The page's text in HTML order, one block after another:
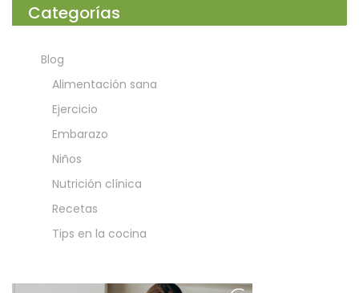
Categorías
Blog
Alimentación sana
Ejercicio
Embarazo
Niños
Nutrición clínica
Recetas
Tips en la cocina